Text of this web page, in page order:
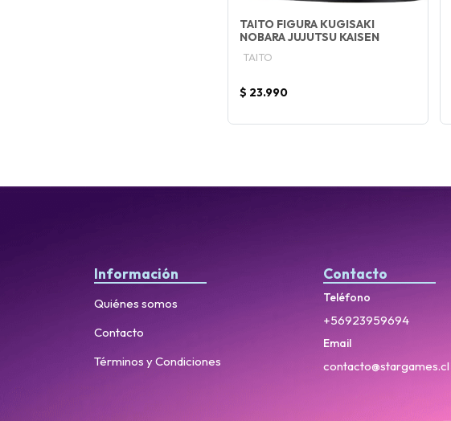
TAITO FIGURA KUGISAKI
NOBARA JUJUTSU KAISEN
TAITO
$ 23.990
Información
Quiénes somos
Contacto
Términos y Condiciones
Contacto
Teléfono
+56923959694
Email
contacto@stargames.cl